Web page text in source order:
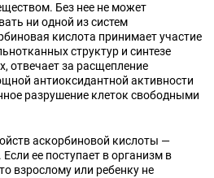
Без нее не может
ни одной из систем
кислота принимает участие
структур и синтезе
отвечает за расщепление
антиоксидантной активности
разрушение клеток свободными
аскорбиновой кислоты —
ее поступает в организм в
взрослому или ребенку не